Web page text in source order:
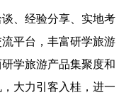
时政 人事
网评 港澳
连线 教育
、经验分享、实地考
平台，丰富研学旅游
学旅游产品集聚度和
大力引客入桂，进一